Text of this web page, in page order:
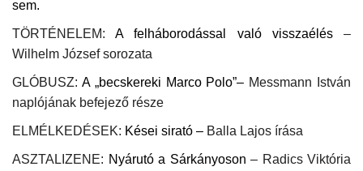
sem.
TÖRTÉNELEM:A felháborodással való visszaélés–
Wilhelm József sorozata
GLÓBUSZ: A „becskereki Marco Polo”– Messmann István
naplójának befejező része
ELMÉLKEDÉSEK: Kései sirató – Balla Lajos írása
ASZTALIZENE: Nyárutó a Sárkányoson – Radics Viktória